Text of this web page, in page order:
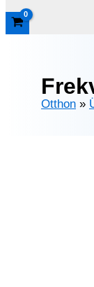
Otthon »